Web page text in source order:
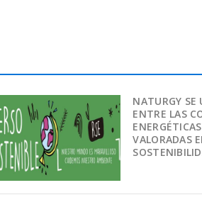
NATURGY SE
ENTRE LAS
VALORADAS